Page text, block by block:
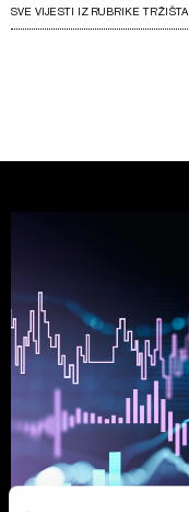
SVE VIJESTI IZ RUBRIKE TRŽIŠTA